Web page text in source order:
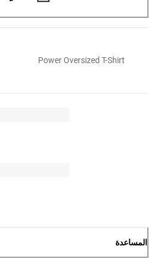
Power Oversized T-Shirt
المساعدة